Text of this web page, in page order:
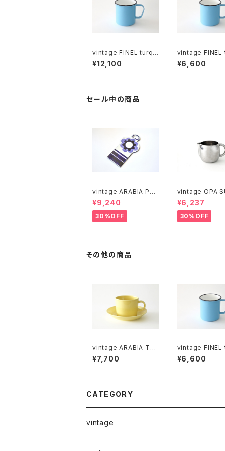
vintage FINEL turqu
oise enamel mug A
/ ヴィンテージ カイ・フ
¥12,100
vintage FINEL
oise enamel
/ ヴィンテージ カイ・フ
¥6,600
セール中の商品
vintage ARABIA PAJ
U cutting boad / ヴィ
ンテージ アラビア パユ
カッティングボード
¥9,240
30%OFF
vintage OPA
stainless milk
er M / ヴィンテージ オ
ーパ スオミ ステ
ミルクピッチャ
¥6,237
30%OFF
その他の商品
vintage ARABIA TEE
MA yellow coffee c
up & saucer / ヴィン
¥7,700
vintage FINEL
oise enamel
/ ヴィンテージ カイ・フ
¥6,600
CATEGORY
vintage